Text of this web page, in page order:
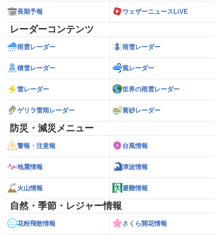
長期予報 ウェザーニュースLiVE
レーダーコンテンツ
雨雲レーダー 雨雪レーダー
積雪レーダー 風レーダー
雷レーダー 世界の雨雲レーダー
ゲリラ雷雨レーダー 黄砂レーダー
防災・減災メニュー
警報・注意報 台風情報
地震情報 津波情報
火山情報 避難情報
自然・季節・レジャー情報
花粉飛散情報 さくら開花情報